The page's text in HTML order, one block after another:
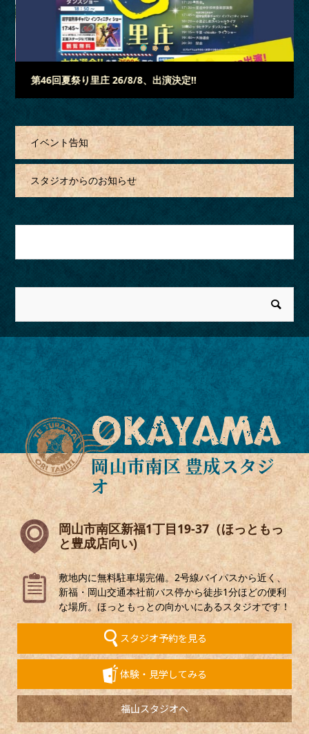
「蓮昌寺夏祭り」 26/7/18、出演決定‼
12 3
イベント告知
スタジオからのお知らせ
OKAYAMA
岡山市南区 豊成スタジ
オ
岡山市南区新福1丁目19-37（ほっともっ
と豊成店向い)
敷地内に無料駐車場完備。2号線バイパスから近く、
新福・岡山交通本社前バス停から徒歩1分ほどの便利
な場所。ほっともっとの向かいにあるスタジオです！
スタジオ予約を見る
体験・見学してみる
福山スタジオへ